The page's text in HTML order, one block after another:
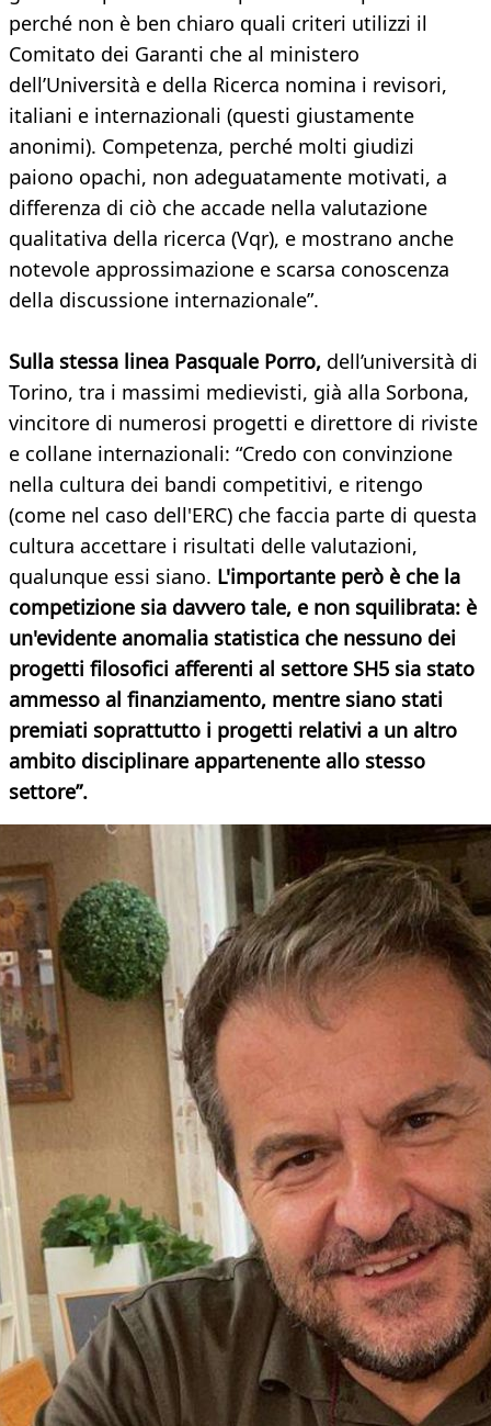
perché non è ben chiaro quali criteri utilizzi il
Comitato dei Garanti che al ministero
dell’Università e della Ricerca nomina i revisori,
italiani e internazionali (questi giustamente
anonimi). Competenza, perché molti giudizi
paiono opachi, non adeguatamente motivati, a
differenza di ciò che accade nella valutazione
qualitativa della ricerca (Vqr), e mostrano anche
notevole approssimazione e scarsa conoscenza
della discussione internazionale”.
Sulla stessa linea Pasquale Porro, dell’università di
Torino, tra i massimi medievisti, già alla Sorbona,
vincitore di numerosi progetti e direttore di riviste
e collane internazionali: “Credo con convinzione
nella cultura dei bandi competitivi, e ritengo
(come nel caso dell'ERC) che faccia parte di questa
cultura accettare i risultati delle valutazioni,
qualunque essi siano. L'importante però è che la
competizione sia davvero tale, e non squilibrata: è
un'evidente anomalia statistica che nessuno dei
progetti filosofici afferenti al settore SH5 sia stato
ammesso al finanziamento, mentre siano stati
premiati soprattutto i progetti relativi a un altro
ambito disciplinare appartenente allo stesso
settore”.